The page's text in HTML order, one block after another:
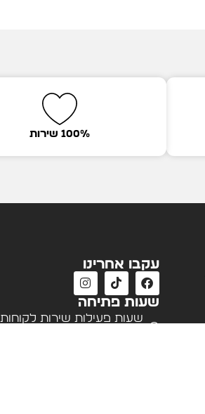
100% שירות
עקבו אחרינו
שעות פתיחה
שעות פעילות שירות לקוחות